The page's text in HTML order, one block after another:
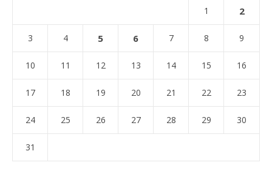
1 2
3 4 5 6 7 8 9
10 11 12 13 14 15 16
17 18 19 20 21 22 23
24 25 26 27 28 29 30
31